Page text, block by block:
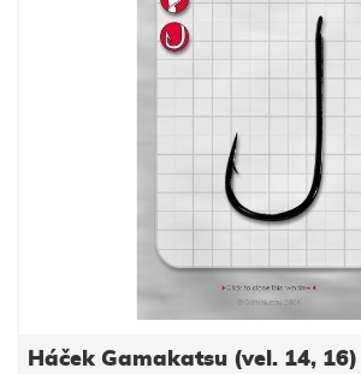
Háček Gamakatsu (vel. 14, 16)